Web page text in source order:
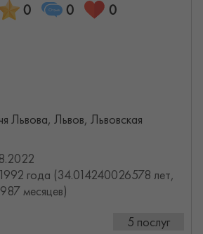
0 0 0
Львова, Львов, Львовская
года (34.014240026578 лет,
месяцев)
5 послуг